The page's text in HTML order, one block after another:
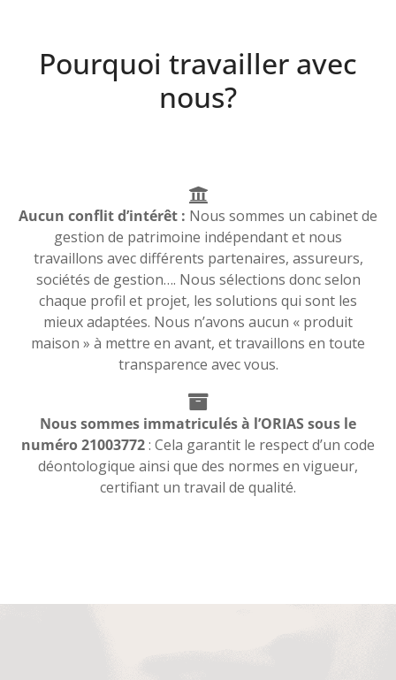
Pourquoi travailler avec
nous?
Aucun conflit d’intérêt : Nous sommes un cabinet de
gestion de patrimoine indépendant et nous
travaillons avec différents partenaires, assureurs,
sociétés de gestion…. Nous sélections donc selon
chaque profil et projet, les solutions qui sont les
mieux adaptées. Nous n’avons aucun « produit
maison » à mettre en avant, et travaillons en toute
transparence avec vous.
Nous sommes immatriculés à l’ORIAS sous le
numéro 21003772: Cela garantit le respect d’un code
déontologique ainsi que des normes en vigueur,
certifiant un travail de qualité.